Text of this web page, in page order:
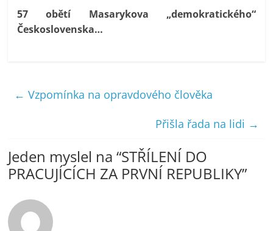
57 obětí Masarykova „demokratického“
Československa…
← Vzpomínka na opravdového člověka
Přišla řada na lidi →
Jeden myslel na “STŘÍLENÍ DO
PRACUJÍCÍCH ZA PRVNÍ REPUBLIKY”